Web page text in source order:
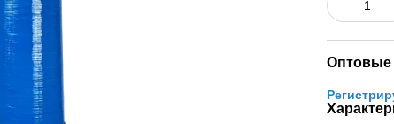
Оптовые